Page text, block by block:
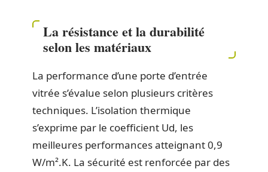
La résistance et la durabilité
selon les matériaux
La performance d’une porte d’entrée
vitrée s’évalue selon plusieurs critères
techniques. L’isolation thermique
s’exprime par le coefficient Ud, les
meilleures performances atteignant 0,9
W/m².K. La sécurité est renforcée par des